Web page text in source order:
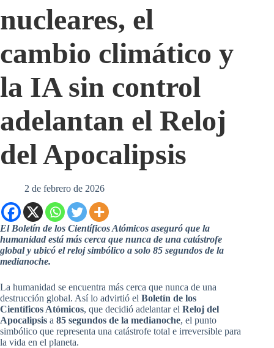
nucleares, el
cambio climático y
la IA sin control
adelantan el Reloj
del Apocalipsis
2 de febrero de 2026
El Boletín de los Científicos Atómicos aseguró que la
humanidad está más cerca que nunca de una catástrofe
global y ubicó el reloj simbólico a solo 85 segundos de la
medianoche.
La humanidad se encuentra más cerca que nunca de una
destrucción global. Así lo advirtió el Boletín de los
Científicos Atómicos, que decidió adelantar el Reloj del
Apocalipsis a 85 segundos de la medianoche, el punto
simbólico que representa una catástrofe total e irreversible para
la vida en el planeta.